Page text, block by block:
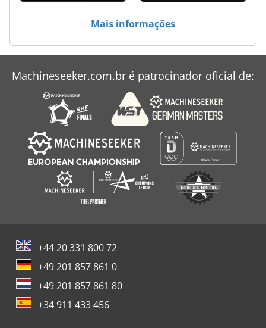
Mais informações
Machineseeker.com.br é patrocinador oficial de:
+44 20 331 800 72
+49 201 857 861 0
+49 201 857 861 80
+34 911 433 456